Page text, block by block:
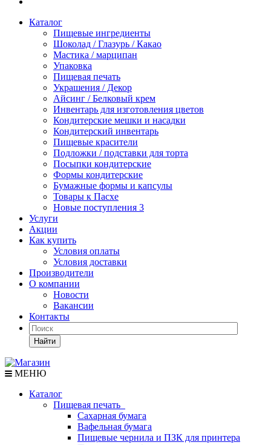
Каталог
Пищевые ингредиенты
Шоколад / Глазурь / Какао
Мастика / марципан
Упаковка
Пищевая печать
Украшения / Декор
Айсинг / Белковый крем
Инвентарь для изготовления цветов
Кондитерские мешки и насадки
Кондитерский инвентарь
Пищевые красители
Подложки / подставки для торта
Посыпки кондитерские
Формы кондитерские
Бумажные формы и капсулы
Товары к Пасхе
Новые поступления 3
Услуги
Акции
Как купить
Условия оплаты
Условия доставки
Производители
О компании
Новости
Вакансии
Контакты
Найти
МЕНЮ
Каталог
Пищевая печать
Сахарная бумага
Вафельная бумага
Пищевые чернила и ПЗК для принтера